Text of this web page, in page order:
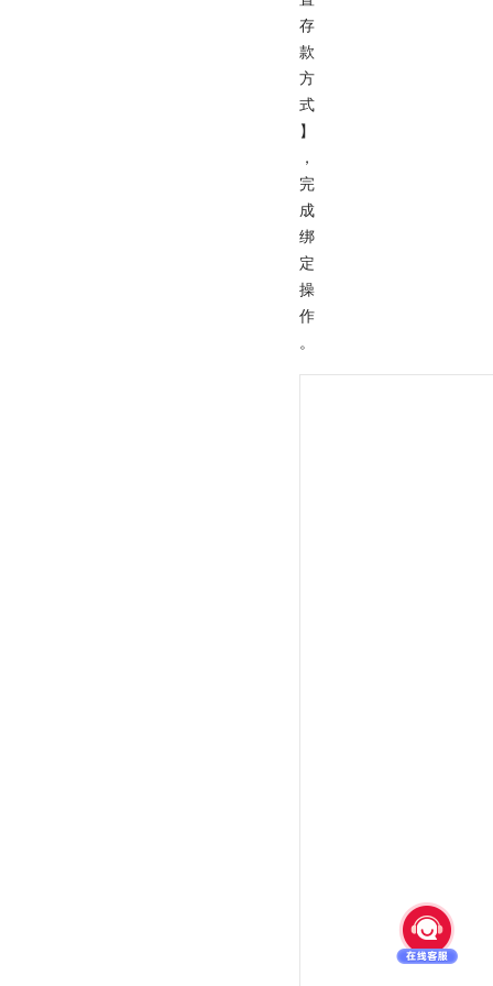
存
款
方
式
】
，
完
成
绑
定
操
作
。